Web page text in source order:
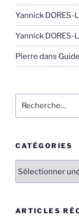
Yannick DORES-
Yannick DORES-
Pierre dans
pour
CATÉGORIES
ARTICLES